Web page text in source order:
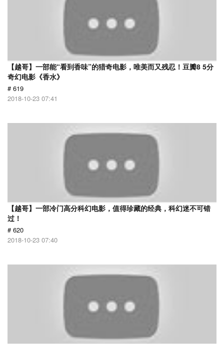
【越哥】一部能“看到香味”的猎奇电影，唯美而又残忍！豆瓣8 5分
奇幻电影《香水》
# 619
2018-10-23 07:41
【越哥】一部冷门高分科幻电影，值得珍藏的经典，科幻迷不可错
过！
# 620
2018-10-23 07:40